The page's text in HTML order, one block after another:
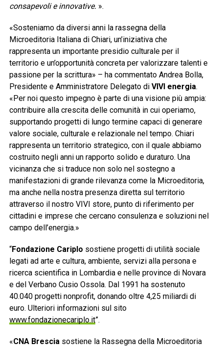
consapevoli e innovative. ».
«Sosteniamo da diversi anni la rassegna della
Microeditoria Italiana di Chiari, un’iniziativa che
rappresenta un importante presidio culturale per il
territorio e un’opportunità concreta per valorizzare talenti e
passione per la scrittura» – ha commentato Andrea Bolla,
Presidente e Amministratore Delegato di VIVI energia.
«Per noi questo impegno è parte di una visione più ampia:
contribuire alla crescita delle comunità in cui operiamo,
supportando progetti di lungo termine capaci di generare
valore sociale, culturale e relazionale nel tempo. Chiari
rappresenta un territorio strategico, con il quale abbiamo
costruito negli anni un rapporto solido e duraturo. Una
vicinanza che si traduce non solo nel sostegno a
manifestazioni di grande rilevanza come la Microeditoria,
ma anche nella nostra presenza diretta sul territorio
attraverso il nostro VIVI store, punto di riferimento per
cittadini e imprese che cercano consulenza e soluzioni nel
campo dell’energia.»
“Fondazione Cariplo sostiene progetti di utilità sociale
legati ad arte e cultura, ambiente, servizi alla persona e
ricerca scientifica in Lombardia e nelle province di Novara
e del Verbano Cusio Ossola. Dal 1991 ha sostenuto
40.040 progetti nonprofit, donando oltre 4,25 miliardi di
euro. Ulteriori informazioni sul sito
www.fondazionecariplo.it”.
«CNA Brescia sostiene la Rassegna della Microeditoria